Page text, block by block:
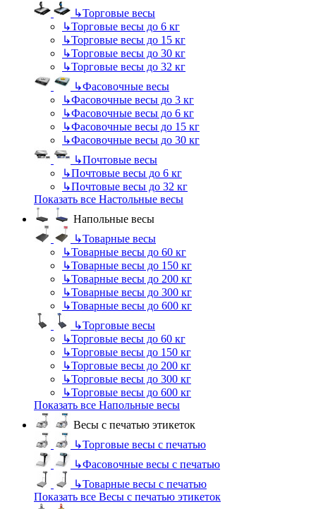
↳Торговые весы
↳Торговые весы до 6 кг
↳Торговые весы до 15 кг
↳Торговые весы до 30 кг
↳Торговые весы до 32 кг
↳Фасовочные весы
↳Фасовочные весы до 3 кг
↳Фасовочные весы до 6 кг
↳Фасовочные весы до 15 кг
↳Фасовочные весы до 30 кг
↳Почтовые весы
↳Почтовые весы до 6 кг
↳Почтовые весы до 32 кг
Показать все Настольные весы
Напольные весы
↳Товарные весы
↳Товарные весы до 60 кг
↳Товарные весы до 150 кг
↳Товарные весы до 200 кг
↳Товарные весы до 300 кг
↳Товарные весы до 600 кг
↳Торговые весы
↳Торговые весы до 60 кг
↳Торговые весы до 150 кг
↳Торговые весы до 200 кг
↳Торговые весы до 300 кг
↳Торговые весы до 600 кг
Показать все Напольные весы
Весы с печатью этикеток
↳Торговые весы с печатью
↳Фасовочные весы с печатью
↳Товарные весы с печатью
Показать все Весы с печатью этикеток